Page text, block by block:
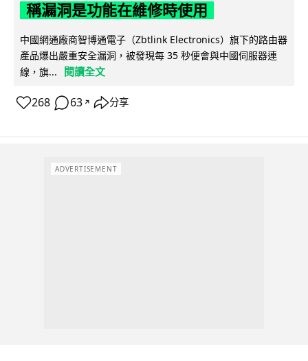
稱漏洞是功能在維修時使用
中國網通廠商智博通電子（Zbtlink Electronics）旗下的路由器
產品爆出嚴重安全漏洞，被發現每 35 秒便會與中國伺服器連
線，旗...
閱讀全文
268 63 ↗ 分享
ADVERTISEMENT